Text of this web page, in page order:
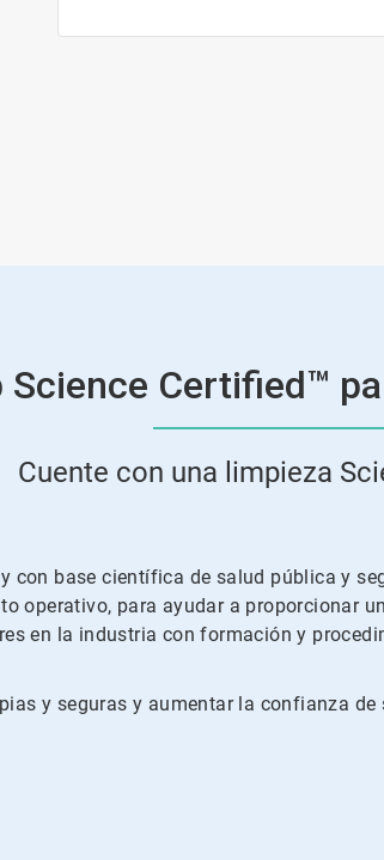
Science Certified™
Cuente con una limpieza
con base científica de salud pública y
operativo, para ayudar a proporcionar
en la industria con formación y
y seguras y aumentar la confianza de